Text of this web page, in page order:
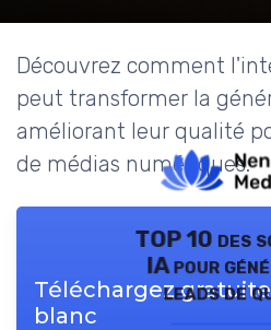
Découvrez comment
peut transformer la
améliorant leur qualité
de médias numériques.
TOP 10 des
IA pour
leads de
Téléchargez
blanc